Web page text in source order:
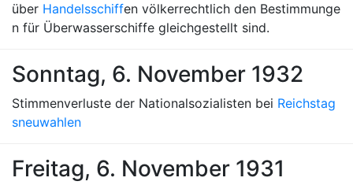
über Handelsschiffen völkerrechtlich den Bestimmunge
n für Überwasserschiffe gleichgestellt sind.
Sonntag, 6. November 1932
Stimmenverluste der Nationalsozialisten bei Reichstag
sneuwahlen
Freitag, 6. November 1931